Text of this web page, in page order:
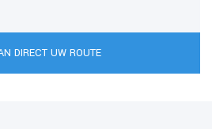
DIRECT UW ROUTE